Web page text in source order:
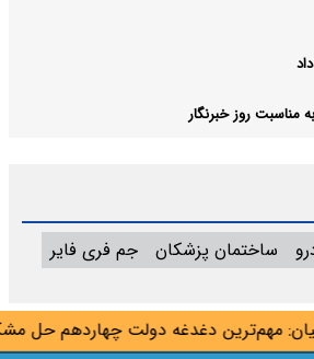
مهم‌ترین دغدغه دولت چهاردهم حل
مناسبت روز خبرنگار
ساختمان پزشکان جم فری فایر